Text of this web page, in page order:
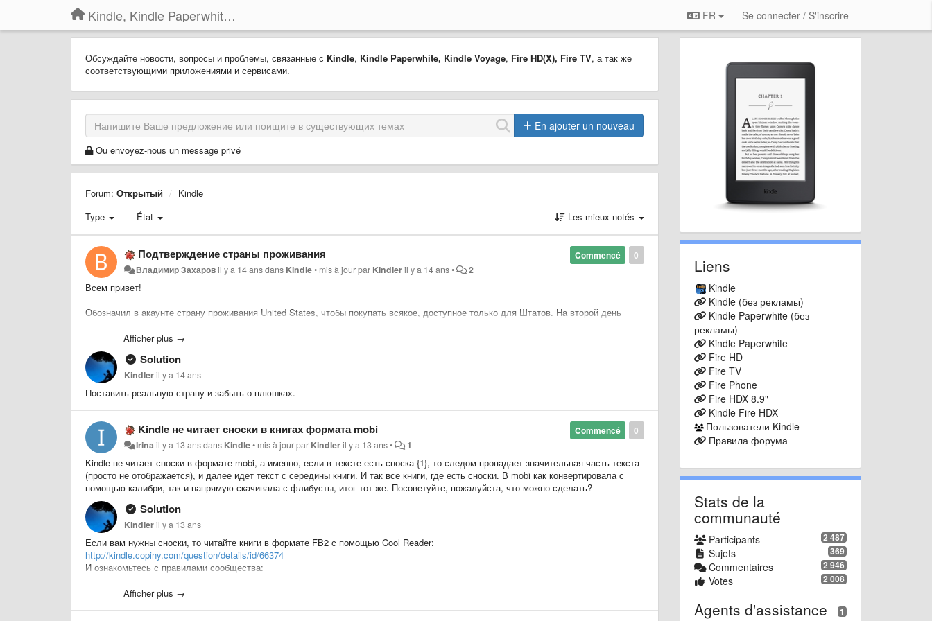
Kindle, Kindle Paperwhite, Kindle Voyage FR Se connecter / S'inscrire
Обсуждайте новости, вопросы и проблемы, связанные с Kindle, Kindle Paperwhite, Kindle Voyage, Fire HD(X), Fire TV, а так же
соответствующими приложениями и сервисами.
En ajouter un nouveau
Ou envoyez-nous un message privé
Forum: Открытый
Kindle
Type
État Les mieux notés
0
Commencé
Подтверждение страны проживания
Владимир Захаровil y a 14 ansdans Kindle• mis à jour par Kindleril y a 14 ans• 2
Всем привет!
Обозначил в акаунте страну проживания United States, чтобы покупать всякое, доступное только для Штатов. На второй день
card, passport, or a utility bill received within the previous 90 days to our secure fax line".
Кто-нибудь сталкивался с этим? Какие есть идеи, как выкрутиться?
Afficher plus →
Solution
Kindleril y a 14 ans
Поставить реальную страну и забыть о плюшках.
0
Commencé
Kindle не читает сноски в книгах формата mobi
Irinail y a 13 ansdans Kindle• mis à jour par Kindleril y a 13 ans• 1
Kindle не читает сноски в формате mobi, а именно, если в тексте есть сноска {1}, то следом пропадает значительная часть текста
(просто не отображается), и далее идет текст с середины книги. И так все книги, где есть сноски. В mobi как конвертировала с
помощью калибри, так и напрямую скачивала с флибусты, итог тот же. Посоветуйте, пожалуйста, что можно сделать?
Solution
Kindleril y a 13 ans
Если вам нужны сноски, то читайте книги в формате FB2 с помощью Cool Reader:
http://kindle.copiny.com/question/details/id/66374
И ознакомьтесь с правилами сообщества:
Afficher plus →
Liens
Kindle
Kindle (без рекламы)
Kindle Paperwhite (без
рекламы)
Kindle Paperwhite
Fire HD
Fire TV
Fire Phone
Fire HDX 8.9"
Kindle Fire HDX
Пользователи Kindle
Правила форума
Stats de la
communauté
2 487
Participants
369
Sujets
2 946
Commentaires
2 008
Votes
1
Agents d'assistance